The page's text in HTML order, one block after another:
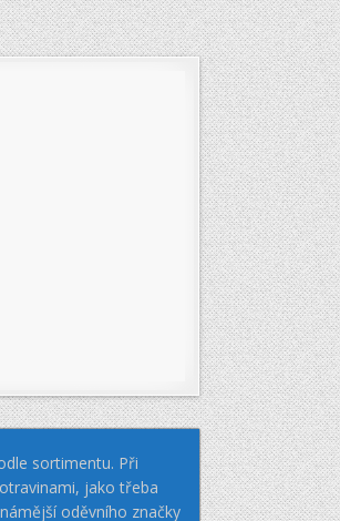
sortimentu. Při
jako třeba
oděvního značky